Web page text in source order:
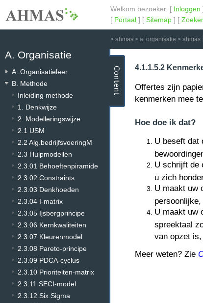
Welkom bezoeker. [ Inloggen
[ Portaal ] [ Sitemap ] [
> ahmas > a. organisatie > ahmas
A. Organisatie
A. Organisatieleer
B. Methode
Inleiding methode
1. Denkwijze
2. Modelleringswijze
2.1 USM
2.2 Alg.bedrijfsvoeringM
2.3 Hulpmodellen
2.3.01 Behoeftenpiramide
2.3.02 Constraints
2.3.03 Denkhoeden
2.3.04 I-matrix
2.3.05 Ijsbergprincipe
2.3.06 Kernkwaliteiten
2.3.07 Kleurenmodel
2.3.08 Pareto-principe
2.3.09 PDCA-cyclus
2.3.10 Prioriteiten-matrix
2.3.11 SECI-model
2.3.12 Six Sigma
4.1.1.5.2
Offertes zijn
kenmerken mee
Hoe doe ik dat?
U beseft dat
U schrijft de
u zich
U maakt uw
persoonlijke,
U maakt uw
spreektaal
van opzet is,
Meer weten? Zie